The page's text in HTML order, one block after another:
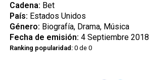
Cadena: Bet
País: Estados Unidos
Género: Biografía, Drama, Música
Fecha de emisión: 4 Septiembre 2018
Ranking popularidad:0 de 0